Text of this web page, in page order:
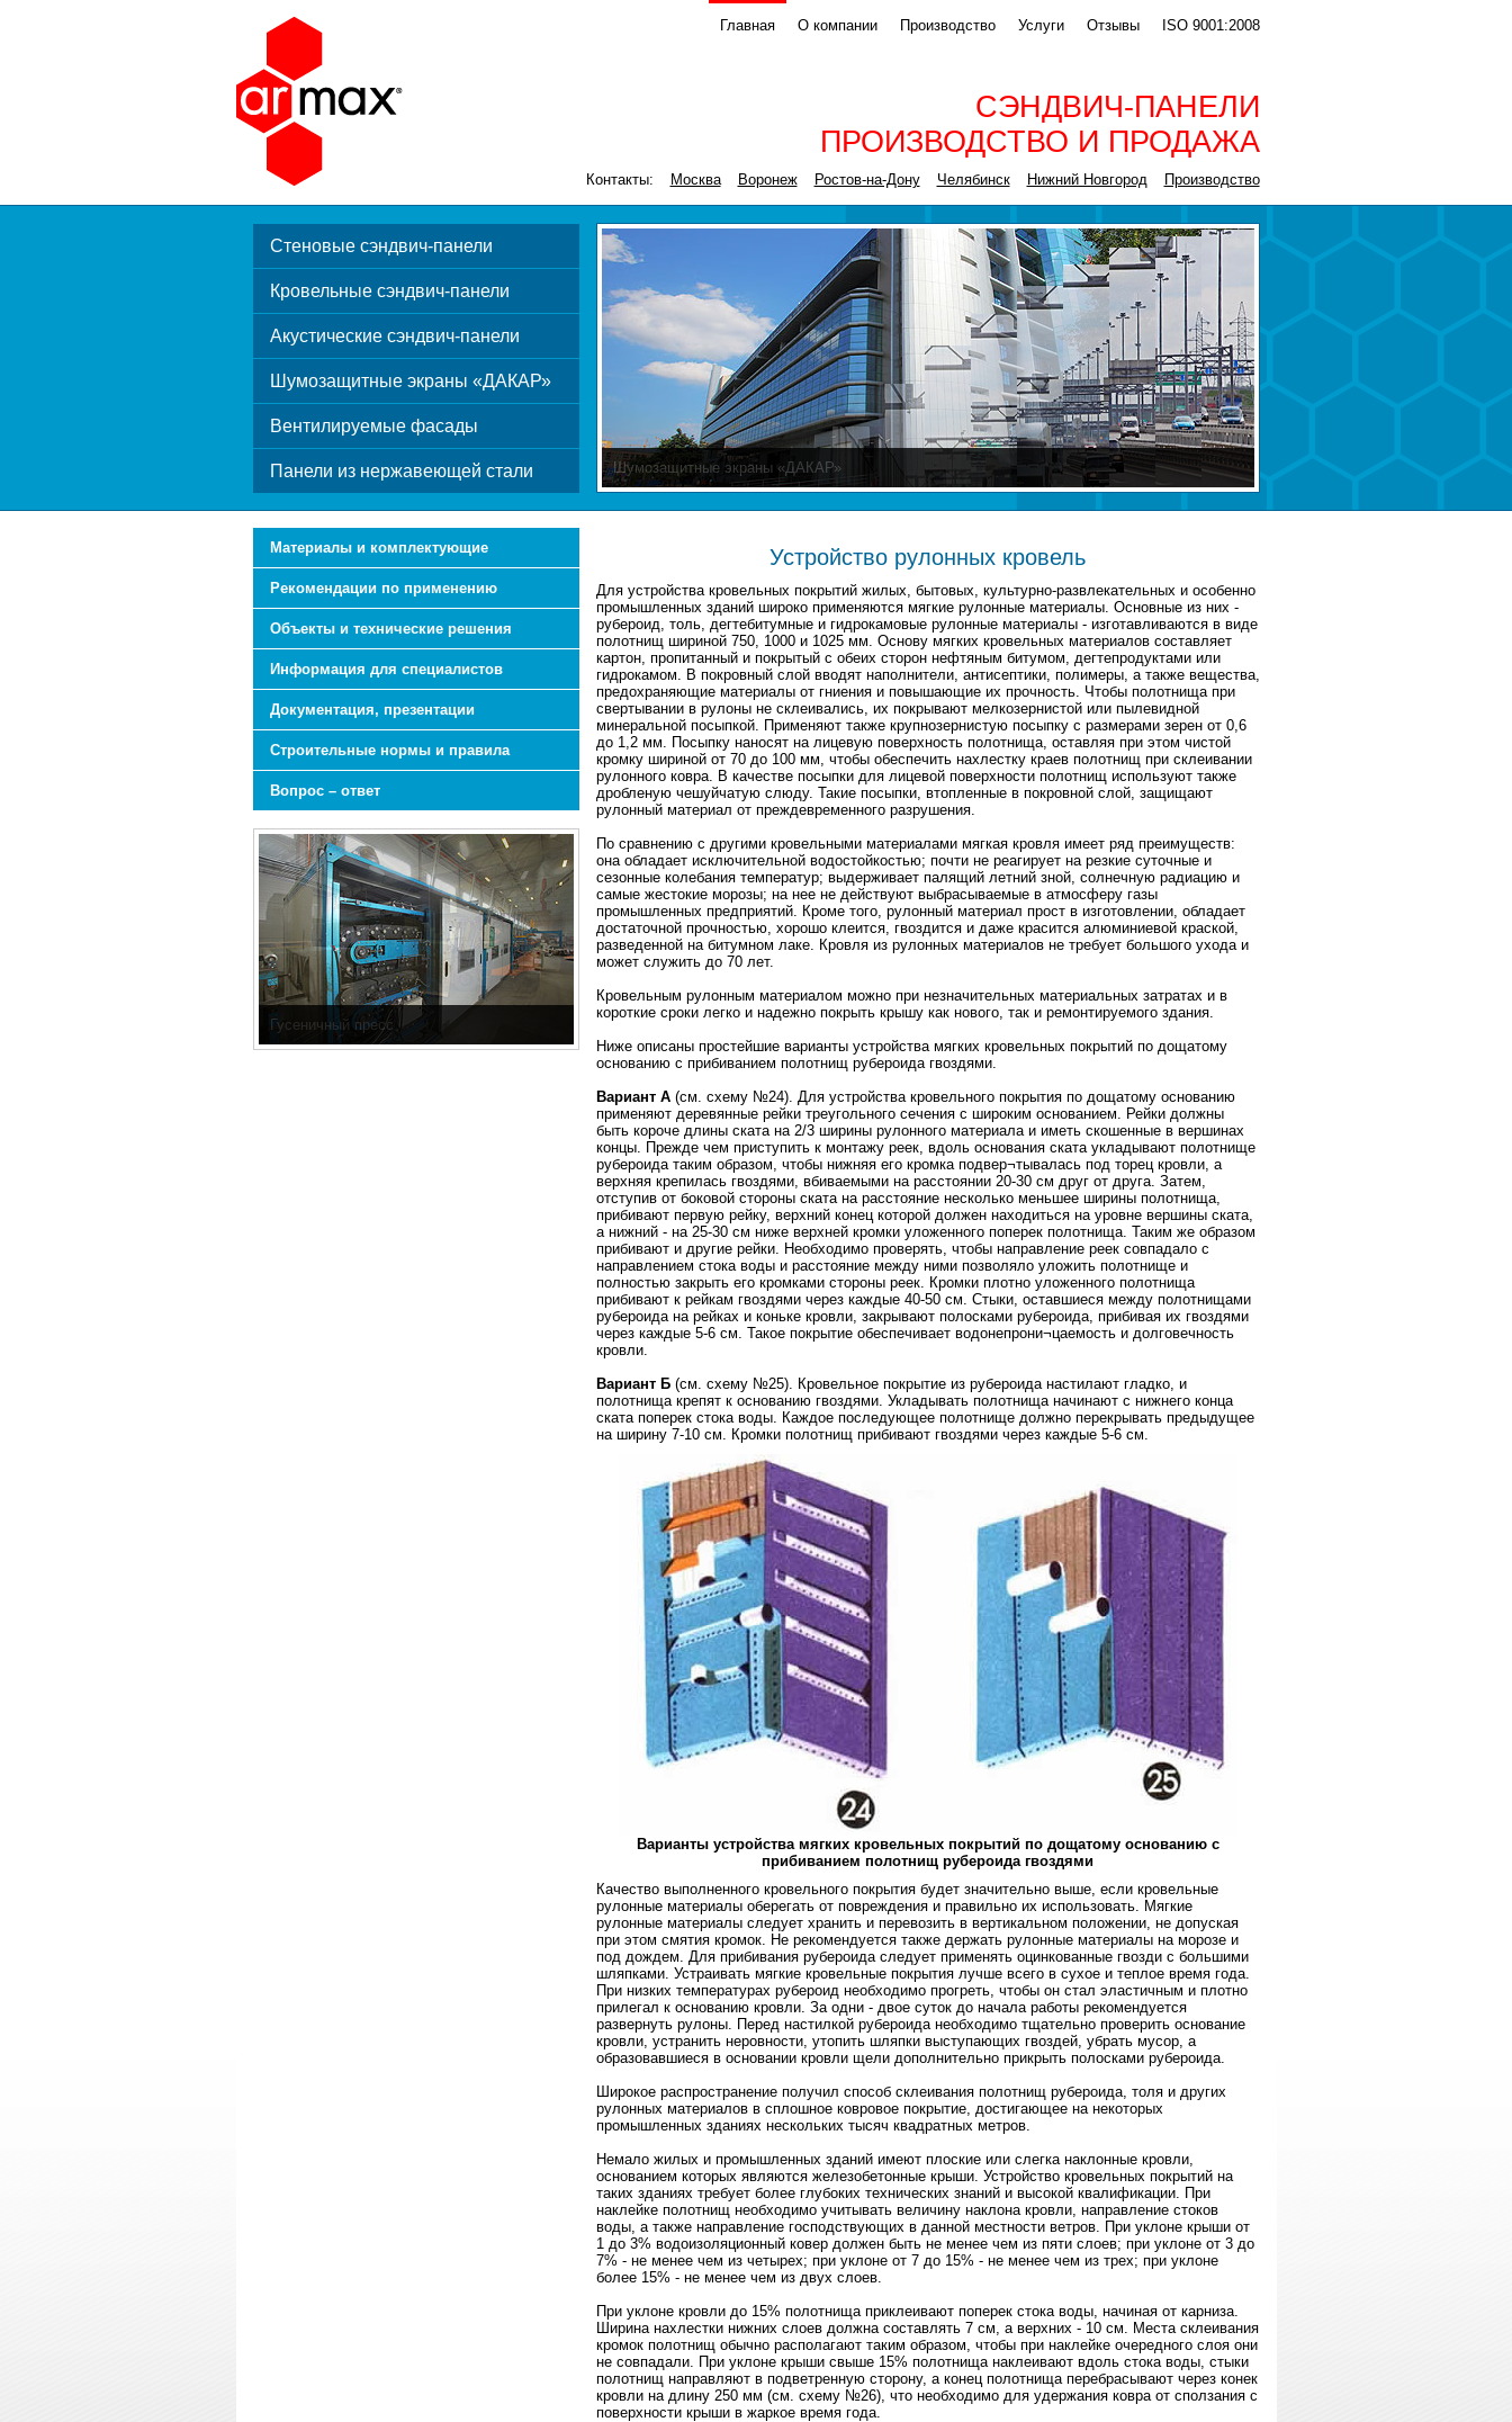
Главная О компании Производство Услуги Отзывы ISO 9001:2008
СЭНДВИЧ-ПАНЕЛИ
ПРОИЗВОДСТВО И ПРОДАЖА
Контакты: Москва Воронеж Ростов-на-Дону Челябинск Нижний Новгород Производство
Стеновые сэндвич-панели
Кровельные сэндвич-панели
Акустические сэндвич-панели
Шумозащитные экраны «ДАКАР»
Вентилируемые фасады
Панели из нержавеющей стали Шумозащитные экраны «ДАКАР»
Материалы и комплектующие
Рекомендации по применению
Объекты и технические решения
Информация для специалистов
Документация, презентации
Строительные нормы и правила
Вопрос – ответ
Гусеничный пресс
Устройство рулонных кровель
Для устройства кровельных покрытий жилых, бытовых, культурно-развлекательных и особенно
промышленных зданий широко применяются мягкие рулонные материалы. Основные из них -
рубероид, толь, дегтебитумные и гидрокамовые рулонные материалы - изготавливаются в виде
полотнищ шириной 750, 1000 и 1025 мм. Основу мягких кровельных материалов составляет
картон, пропитанный и покрытый с обеих сторон нефтяным битумом, дегтепродуктами или
гидрокамом. В покровный слой вводят наполнители, антисептики, полимеры, а также вещества,
предохраняющие материалы от гниения и повышающие их прочность. Чтобы полотнища при
свертывании в рулоны не склеивались, их покрывают мелкозернистой или пылевидной
минеральной посыпкой. Применяют также крупнозернистую посыпку с размерами зерен от 0,6
до 1,2 мм. Посыпку наносят на лицевую поверхность полотнища, оставляя при этом чистой
кромку шириной от 70 до 100 мм, чтобы обеспечить нахлестку краев полотнищ при склеивании
рулонного ковра. В качестве посыпки для лицевой поверхности полотнищ используют также
дробленую чешуйчатую слюду. Такие посыпки, втопленные в покровной слой, защищают
рулонный материал от преждевременного разрушения.
По сравнению с другими кровельными материалами мягкая кровля имеет ряд преимуществ:
она обладает исключительной водостойкостью; почти не реагирует на резкие суточные и
сезонные колебания температур; выдерживает палящий летний зной, солнечную радиацию и
самые жестокие морозы; на нее не действуют выбрасываемые в атмосферу газы
промышленных предприятий. Кроме того, рулонный материал прост в изготовлении, обладает
достаточной прочностью, хорошо клеится, гвоздится и даже красится алюминиевой краской,
разведенной на битумном лаке. Кровля из рулонных материалов не требует большого ухода и
может служить до 70 лет.
Кровельным рулонным материалом можно при незначительных материальных затратах и в
короткие сроки легко и надежно покрыть крышу как нового, так и ремонтируемого здания.
Ниже описаны простейшие варианты устройства мягких кровельных покрытий по дощатому
основанию с прибиванием полотнищ рубероида гвоздями.
Вариант А(см. схему №24). Для устройства кровельного покрытия по дощатому основанию
применяют деревянные рейки треугольного сечения с широким основанием. Рейки должны
быть короче длины ската на 2/3 ширины рулонного материала и иметь скошенные в вершинах
концы. Прежде чем приступить к монтажу реек, вдоль основания ската укладывают полотнище
рубероида таким образом, чтобы нижняя его кромка подвер¬тывалась под торец кровли, а
верхняя крепилась гвоздями, вбиваемыми на расстоянии 20-30 см друг от друга. Затем,
отступив от боковой стороны ската на расстояние несколько меньшее ширины полотнища,
прибивают первую рейку, верхний конец которой должен находиться на уровне вершины ската,
а нижний - на 25-30 см ниже верхней кромки уложенного поперек полотнища. Таким же образом
прибивают и другие рейки. Необходимо проверять, чтобы направление реек совпадало с
направлением стока воды и расстояние между ними позволяло уложить полотнище и
полностью закрыть его кромками стороны реек. Кромки плотно уложенного полотнища
прибивают к рейкам гвоздями через каждые 40-50 см. Стыки, оставшиеся между полотнищами
рубероида на рейках и коньке кровли, закрывают полосками рубероида, прибивая их гвоздями
через каждые 5-6 см. Такое покрытие обеспечивает водонепрони¬цаемость и долговечность
кровли.
Вариант Б(см. схему №25). Кровельное покрытие из рубероида настилают гладко, и
полотнища крепят к основанию гвоздями. Укладывать полотнища начинают с нижнего конца
ската поперек стока воды. Каждое последующее полотнище должно перекрывать предыдущее
на ширину 7-10 см. Кромки полотнищ прибивают гвоздями через каждые 5-6 см.
Варианты устройства мягких кровельных покрытий по дощатому основанию с
прибиванием полотнищ рубероида гвоздями
Качество выполненного кровельного покрытия будет значительно выше, если кровельные
рулонные материалы оберегать от повреждения и правильно их использовать. Мягкие
рулонные материалы следует хранить и перевозить в вертикальном положении, не допуская
при этом смятия кромок. Не рекомендуется также держать рулонные материалы на морозе и
под дождем. Для прибивания рубероида следует применять оцинкованные гвозди с большими
шляпками. Устраивать мягкие кровельные покрытия лучше всего в сухое и теплое время года.
При низких температурах рубероид необходимо прогреть, чтобы он стал эластичным и плотно
прилегал к основанию кровли. За одни - двое суток до начала работы рекомендуется
развернуть рулоны. Перед настилкой рубероида необходимо тщательно проверить основание
кровли, устранить неровности, утопить шляпки выступающих гвоздей, убрать мусор, а
образовавшиеся в основании кровли щели дополнительно прикрыть полосками рубероида.
Широкое распространение получил способ склеивания полотнищ рубероида, толя и других
рулонных материалов в сплошное ковровое покрытие, достигающее на некоторых
промышленных зданиях нескольких тысяч квадратных метров.
Немало жилых и промышленных зданий имеют плоские или слегка наклонные кровли,
основанием которых являются железобетонные крыши. Устройство кровельных покрытий на
таких зданиях требует более глубоких технических знаний и высокой квалификации. При
наклейке полотнищ необходимо учитывать величину наклона кровли, направление стоков
воды, а также направление господствующих в данной местности ветров. При уклоне крыши от
1 до 3% водоизоляционный ковер должен быть не менее чем из пяти слоев; при уклоне от 3 до
7% - не менее чем из четырех; при уклоне от 7 до 15% - не менее чем из трех; при уклоне
более 15% - не менее чем из двух слоев.
При уклоне кровли до 15% полотнища приклеивают поперек стока воды, начиная от карниза.
Ширина нахлестки нижних слоев должна составлять 7 см, а верхних - 10 см. Места склеивания
кромок полотнищ обычно располагают таким образом, чтобы при наклейке очередного слоя они
не совпадали. При уклоне крыши свыше 15% полотнища наклеивают вдоль стока воды, стыки
полотнищ направляют в подветренную сторону, а конец полотнища перебрасывают через конек
кровли на длину 250 мм (см. схему №26), что необходимо для удержания ковра от сползания с
поверхности крыши в жаркое время года.